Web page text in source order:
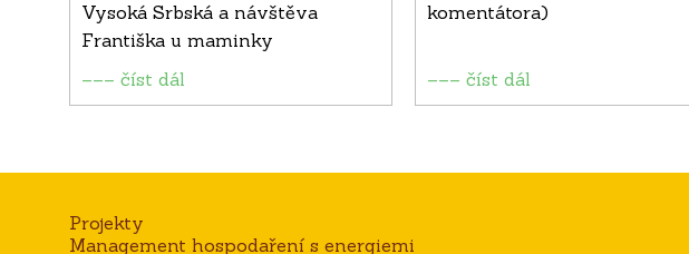
Vysoká Srbská a návštěva
Františka u maminky
––– číst dál
komentátora)
––– číst dál
Projekty
Management hospodaření s energiemi